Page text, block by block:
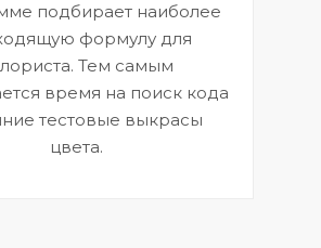
подбирает наиболее
формулу для
Тем самым
время на поиск кода
тестовые выкрасы
цвета.